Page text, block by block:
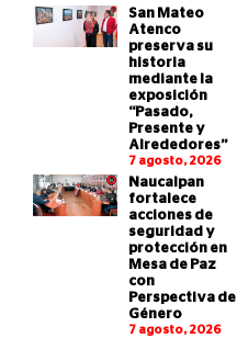
San Mateo
Atenco
preserva su
historia
mediante la
exposición
“Pasado,
Presente y
Alrededores”
7 agosto, 2026
Naucalpan
fortalece
acciones de
seguridad y
protección en
Mesa de Paz
con
Perspectiva de
Género
7 agosto, 2026